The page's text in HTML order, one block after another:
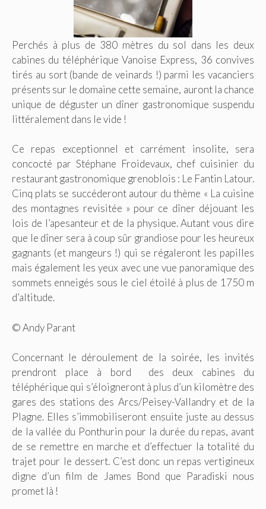
Perchés à plus de 380 mètres du sol dans les deux
cabines du téléphérique Vanoise Express, 36 convives
tirés au sort (bande de veinards !) parmi les vacanciers
présents sur le domaine cette semaine, auront la chance
unique de déguster un dîner gastronomique suspendu
littéralement dans le vide !
Ce repas exceptionnel et carrément insolite, sera
concocté par Stéphane Froidevaux, chef cuisinier du
restaurant gastronomique grenoblois : Le Fantin Latour.
Cinq plats se succéderont autour du thème « La cuisine
des montagnes revisitée » pour ce dîner déjouant les
lois de l’apesanteur et de la physique. Autant vous dire
que le dîner sera à coup sûr grandiose pour les heureux
gagnants (et mangeurs !) qui se régaleront les papilles
mais également les yeux avec une vue panoramique des
sommets enneigés sous le ciel étoilé à plus de 1750 m
d’altitude.
© Andy Parant
Concernant le déroulement de la soirée, les invités
prendront place à bord des deux cabines du
téléphérique qui s’éloigneront à plus d’un kilomètre des
gares des stations des Arcs/Peisey-Vallandry et de la
Plagne. Elles s’immobiliseront ensuite juste au dessus
de la vallée du Ponthurin pour la durée du repas, avant
de se remettre en marche et d’effectuer la totalité du
trajet pour le dessert. C’est donc un repas vertigineux
digne d’un film de James Bond que Paradiski nous
promet là !